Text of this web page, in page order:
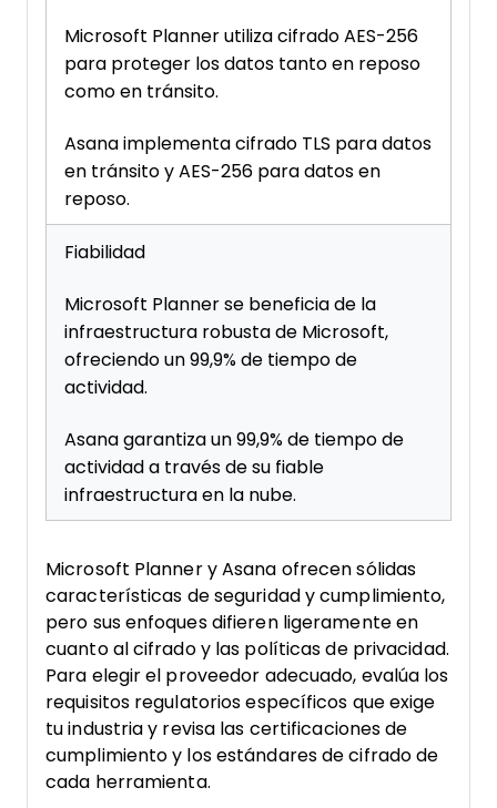
Microsoft Planner utiliza cifrado AES-256
para proteger los datos tanto en reposo
como en tránsito.
Asana implementa cifrado TLS para datos
en tránsito y AES-256 para datos en
reposo.
Fiabilidad
Microsoft Planner se beneficia de la
infraestructura robusta de Microsoft,
ofreciendo un 99,9% de tiempo de
actividad.
Asana garantiza un 99,9% de tiempo de
actividad a través de su fiable
infraestructura en la nube.
Microsoft Planner y Asana ofrecen sólidas
características de seguridad y cumplimiento,
pero sus enfoques difieren ligeramente en
cuanto al cifrado y las políticas de privacidad.
Para elegir el proveedor adecuado, evalúa los
requisitos regulatorios específicos que exige
tu industria y revisa las certificaciones de
cumplimiento y los estándares de cifrado de
cada herramienta.